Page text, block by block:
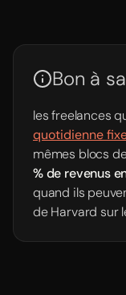
Bon à
les freelances
quotidienne
mêmes blocs
% de revenus
quand ils
de Harvard sur